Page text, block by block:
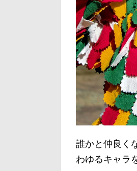
誰かと仲良く
わゆるキャラ